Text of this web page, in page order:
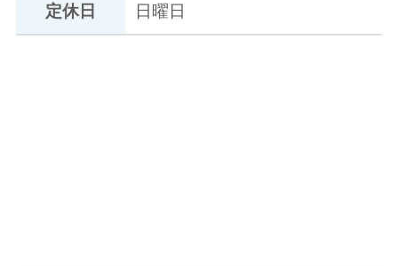
定休日 日曜日